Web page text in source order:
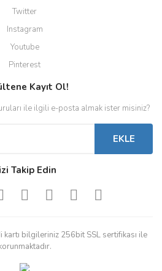
Twitter
Instagram
Youtube
Pinterest
Kayıt Ol!
ile ilgili e-posta almak ister misiniz?
EKLE
Takip Edin
kartı bilgileriniz 256bit SSL sertifikası ile